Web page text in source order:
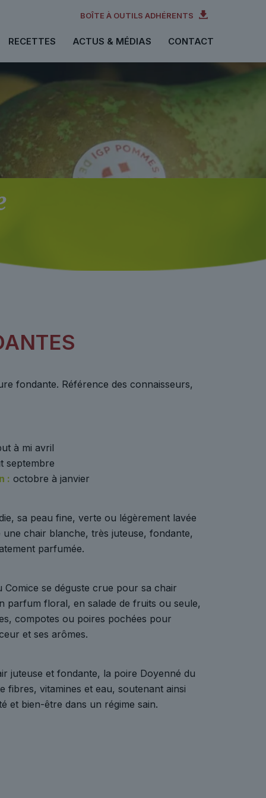
BOÎTE À OUTILS ADHÉRENTS
RECETTES ACTUS & MÉDIAS CONTACT
fondante. Référence des connaisseurs,
à mi avril
septembre
: octobre à janvier
sa peau fine, verte ou légèrement lavée
une chair blanche, très juteuse, fondante,
parfumée.
Comice se déguste crue pour sa chair
parfum floral, en salade de fruits ou seule,
compotes ou poires pochées pour
et ses arômes.
juteuse et fondante, la poire Doyenné du
fibres, vitamines et eau, soutenant ainsi
et bien-être dans un régime sain.